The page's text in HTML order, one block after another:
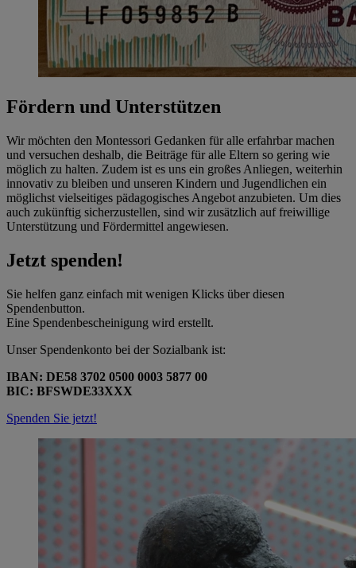
Fördern und Unterstützen
Wir möchten den Montessori Gedanken für alle erfahrbar machen
und versuchen deshalb, die Beiträge für alle Eltern so gering wie
möglich zu halten. Zudem ist es uns ein großes Anliegen, weiterhin
innovativ zu bleiben und unseren Kindern und Jugendlichen ein
möglichst vielseitiges pädagogisches Angebot anzubieten. Um dies
auch zukünftig sicherzustellen, sind wir zusätzlich auf freiwillige
Unterstützung und Fördermittel angewiesen.
Jetzt spenden!
Sie helfen ganz einfach mit wenigen Klicks über diesen
Spendenbutton.
Eine Spendenbescheinigung wird erstellt.
Unser Spendenkonto bei der Sozialbank ist:
IBAN: DE58 3702 0500 0003 5877 00
BIC: BFSWDE33XXX
Spenden Sie jetzt!